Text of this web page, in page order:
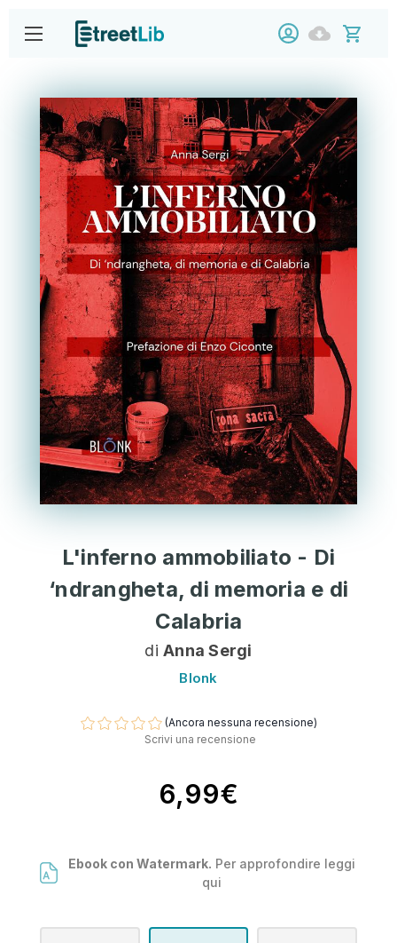
L'inferno ammobiliato - Di
‘ndrangheta, di memoria e di
Calabria
diAnna Sergi
Blonk
(Ancora nessuna recensione)
Scrivi una recensione
6,99€
Ebook con Watermark. Per approfondire leggi
qui